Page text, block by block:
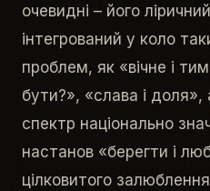
очевидні – його
інтегрований у коло
проблем, як «вічне і
бути?», «слава і доля»,
спектр національно
настанов «берегти і
цілковитого